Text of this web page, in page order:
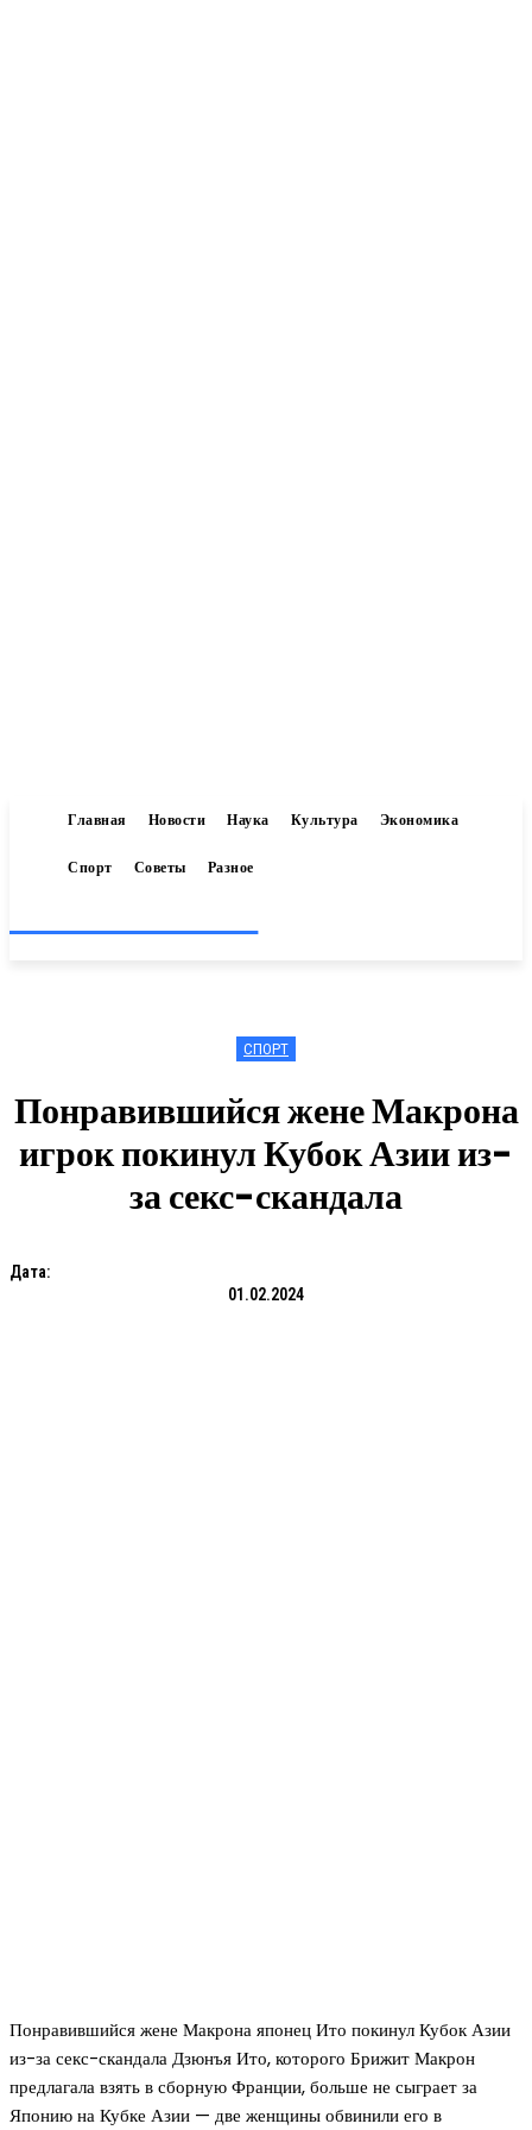
Главная Новости Наука Культура Экономика
Спорт Советы Разное
СПОРТ
Понравившийся жене Макрона
игрок покинул Кубок Азии из-
за секс-скандала
Дата:
01.02.2024
Понравившийся жене Макрона японец Ито покинул Кубок Азии
из-за секс-скандала Дзюнъя Ито, которого Брижит Макрон
предлагала взять в сборную Франции, больше не сыграет за
Японию на Кубке Азии — две женщины обвинили его в